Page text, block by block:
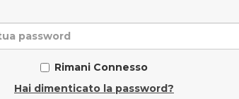
Rimani Connesso
Hai dimenticato la password?